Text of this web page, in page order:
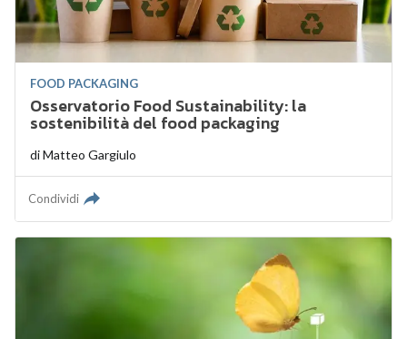
FOOD PACKAGING
Osservatorio Food Sustainability: la
sostenibilità del food packaging
diMatteo Gargiulo
Condividi